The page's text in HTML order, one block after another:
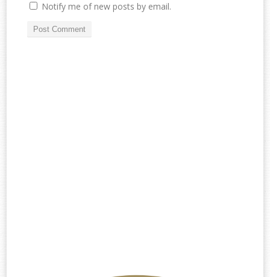
Notify me of new posts by email.